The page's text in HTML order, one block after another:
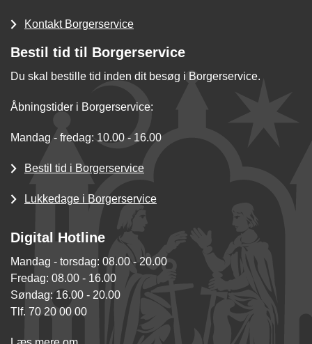
Kontakt Borgerservice
Bestil tid til Borgerservice
Du skal bestille tid inden dit besøg i Borgerservice.
Åbningstider i Borgerservice:
Mandag - fredag: 10.00 - 16.00
Bestil tid i Borgerservice
Lukkedage i Borgerservice
Digital Hotline
Mandag - torsdag: 08.00 - 20.00
Fredag: 08.00 - 16.00
Søndag: 16.00 - 20.00
Tlf. 70 20 00 00